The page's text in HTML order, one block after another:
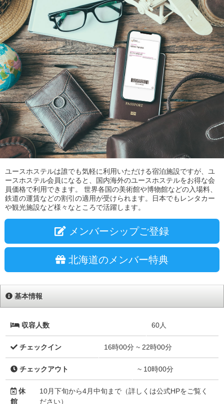
ユースホステルは誰でも気軽に利用いただける宿泊施設ですが、ユ
ースホステル会員になると、国内海外のユースホステルをお得な会
員価格で利用できます。 世界各国の美術館や博物館などの入場料、
鉄道の運賃などの割引の適用が受けられます。日本でもレンタカー
や観光施設など様々なところで活躍します。
メンバーシップご登録
北海道のメンバー特典
基本情報
収容人数 60人
チェックイン 16時00分 ~ 22時00分
チェックアウト ~ 10時00分
休
館
10月下旬から4月中旬まで（詳しくは公式HPをご覧く
ださい）